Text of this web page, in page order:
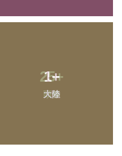
1+
大陸
25+
頭條